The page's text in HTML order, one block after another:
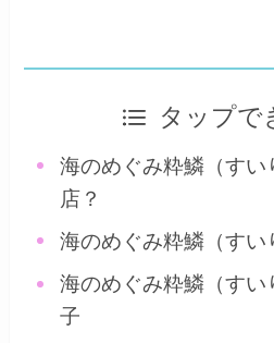
タップで
海のめぐみ粋鱗（すい
店？
海のめぐみ粋鱗（すい
海のめぐみ粋鱗（すい
子